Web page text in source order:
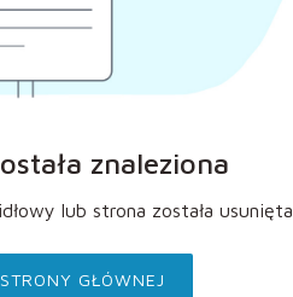
znaleziona
lub strona została usunięta.
GŁÓWNEJ